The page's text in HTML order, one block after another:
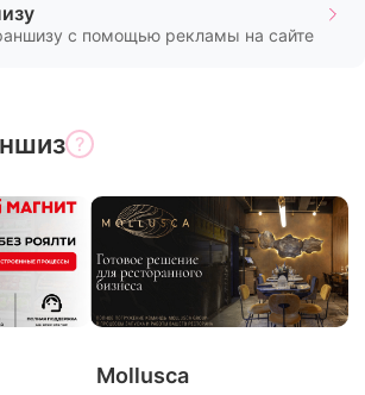
с помощью рекламы на сайте
?
Mollusca